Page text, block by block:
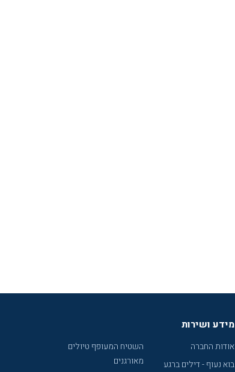
מידע ושירות
אודות החברה
בוא נעוף - דילים ברגע
השטיח המעופף טיולים
מאורגנים